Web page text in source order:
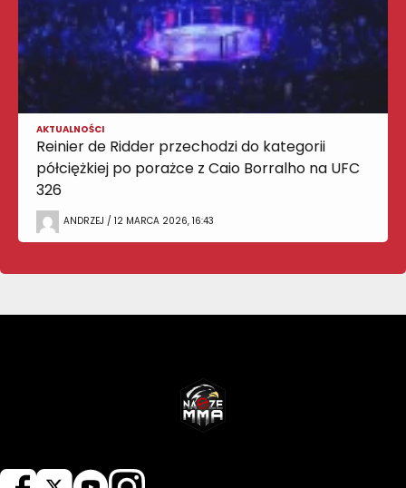
AKTUALNOŚCI
Reinier de Ridder przechodzi do kategorii
półciężkiej po porażce z Caio Borralho na UFC
326
ANDRZEJ / 12 MARCA 2026, 16:43